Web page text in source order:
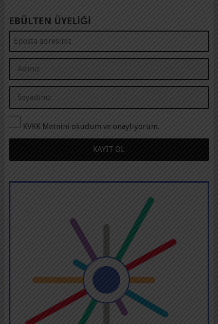
EBÜLTEN ÜYELİĞİ
KVKK Metnini okudum ve onaylıyorum.